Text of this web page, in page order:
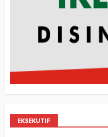
EKSEKUTIF